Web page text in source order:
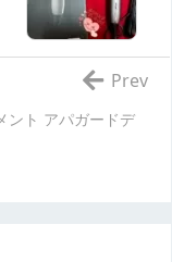
ント アパガードデ
Prev